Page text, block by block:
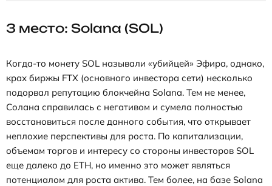
3 место: Solana (SOL)
Когда-то монету SOL называли «убийцей» Эфира, однако,
крах биржы FTX (основного инвестора сети) несколько
подорвал репутацию блокчейна Solana. Тем не менее,
Солана справилась с негативом и сумела полностью
восстановиться после данного события, что открывает
неплохие перспективы для роста. По капитализации,
объемам торгов и интересу со стороны инвесторов SOL
еще далеко до ETH, но именно это может являться
потенциалом для роста актива. Тем более, на базе Solana